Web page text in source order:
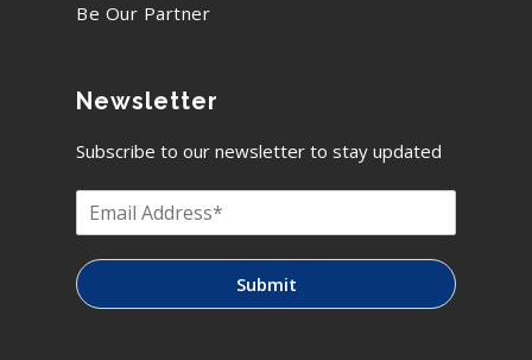
Be Our Partner
Newsletter
Subscribe to our newsletter to stay updated
Submit